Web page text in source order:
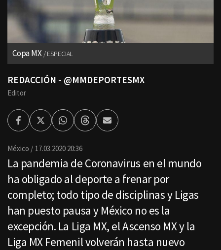
Copa MX ESPECIAL
REDACCIÓN - @MMDEPORTESMX
Editor
FacebookTwitterWhatsappThreadsEnviar
por
México 17.03.2020 20:36
La pandemia de Coronavirus en el mundo
ha obligado al deporte a frenar por
completo; todo tipo de disciplinas y Ligas
han puesto pausa y México no es la
excepción. La Liga MX, el Ascenso MX y la
Liga MX Femenil volverán hasta nuevo